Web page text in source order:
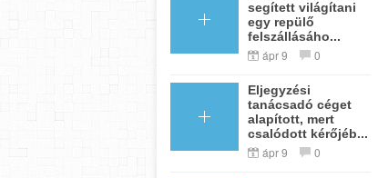
segített világítani
egy repülő
felszállásáho...
ápr 9 0
Eljegyzési
tanácsadó céget
alapított, mert
csalódott kérőjéb...
ápr 9 0